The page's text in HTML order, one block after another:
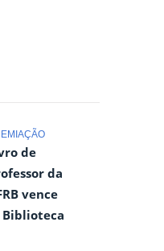
de
da
vence
Biblioteca